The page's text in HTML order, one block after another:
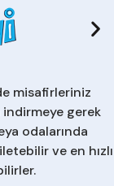
misafirleriniz
gerek
odalarında
ve en hızlı